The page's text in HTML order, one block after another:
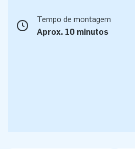
Tempo de montagem
Aprox. 10 minutos